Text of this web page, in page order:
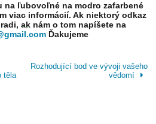
na ľubovoľné na modro zafarbené
viac informácií. Ak niektorý odkaz
ak nám o tom napíšete na
Ďakujeme
těla
Rozhodující bod ve vývoji vašeho
vědomí